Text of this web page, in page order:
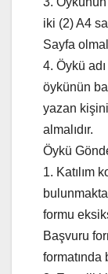
iki (2) A4
Sayfa
4. Öykü
öykünün
yazan
almalıdır.
Öykü
1. Katılım
formu
Başvuru
formatında